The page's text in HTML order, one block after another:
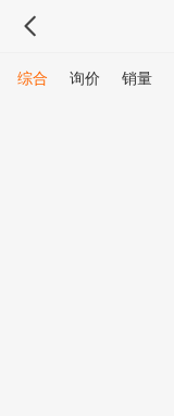
综合 询价 销量